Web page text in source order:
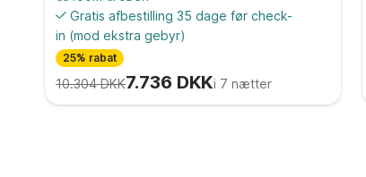
Gratis afbestilling 35 dage før check-
in (mod ekstra gebyr)
25% rabat
10.304 DKK7.736 DKKi 7 nætter